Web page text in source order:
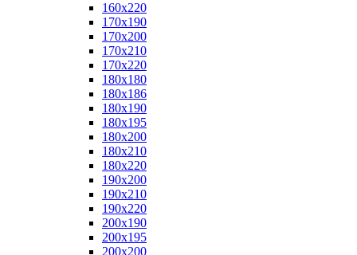
160x220
170x190
170x200
170x210
170x220
180x180
180x186
180x190
180x195
180x200
180x210
180x220
190x200
190x210
190x220
200x190
200x195
200x200